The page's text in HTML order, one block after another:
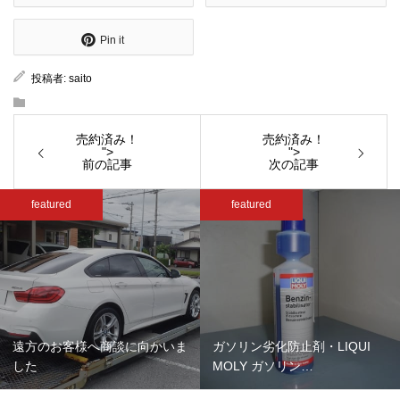
Pin it
投稿者: saito
売約済み！
">
前の記事
売約済み！
">
次の記事
のお客様へ商談に向かいま
featured
ガソリン劣化防止剤・LIQUI
MOLY ガソリン…
8/